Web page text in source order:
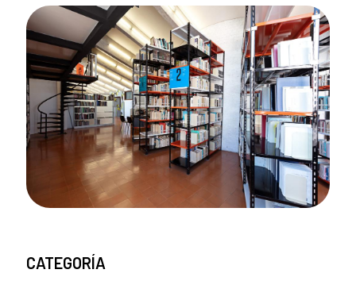
CATEGORÍA